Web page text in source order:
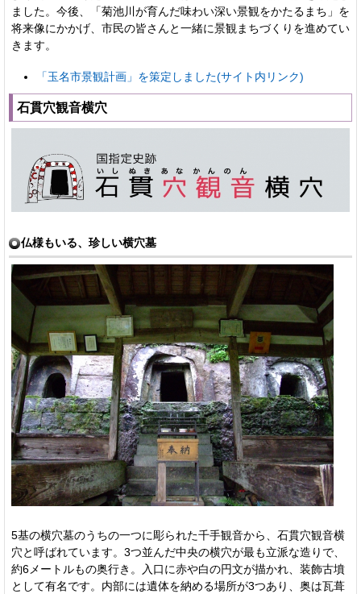
ました。今後、「菊池川が育んだ味わい深い景観をかたるまち」を
将来像にかかげ、市民の皆さんと一緒に景観まちづくりを進めてい
きます。
「玉名市景観計画」を策定しました(サイト内リンク)
石貫穴観音横穴
仏様もいる、珍しい横穴墓
5基の横穴墓のうちの一つに彫られた千手観音から、石貫穴観音横
穴と呼ばれています。3つ並んだ中央の横穴が最も立派な造りで、
約6メートルもの奥行き。入口に赤や白の円文が描かれ、装飾古墳
として有名です。内部には遺体を納める場所が3つあり、奥は瓦葺